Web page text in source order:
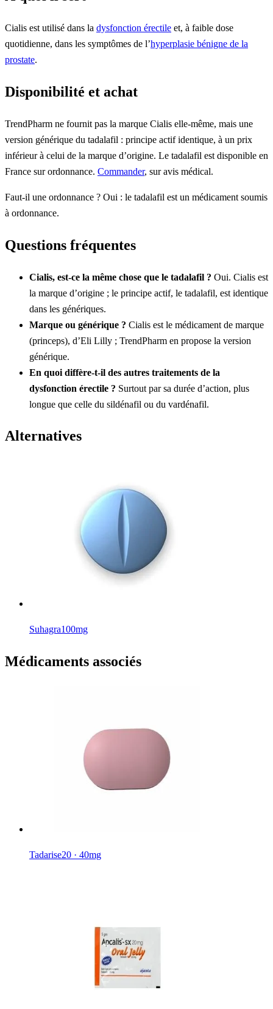
Cialis est utilisé dans la dysfonction érectile et, à faible dose
quotidienne, dans les symptômes de l’hyperplasie bénigne de la
prostate.
Disponibilité et achat
TrendPharm ne fournit pas la marque Cialis elle-même, mais une
version générique du tadalafil : principe actif identique, à un prix
inférieur à celui de la marque d’origine. Le tadalafil est disponible en
France sur ordonnance. Commander, sur avis médical.
Faut-il une ordonnance ? Oui : le tadalafil est un médicament soumis
à ordonnance.
Questions fréquentes
Cialis, est-ce la même chose que le tadalafil ? Oui. Cialis est
la marque d’origine ; le principe actif, le tadalafil, est identique
dans les génériques.
Marque ou générique ? Cialis est le médicament de marque
(princeps), d’Eli Lilly ; TrendPharm en propose la version
générique.
En quoi diffère-t-il des autres traitements de la
dysfonction érectile ? Surtout par sa durée d’action, plus
longue que celle du sildénafil ou du vardénafil.
Alternatives
Suhagra100mg
Médicaments associés
Tadarise20 · 40mg